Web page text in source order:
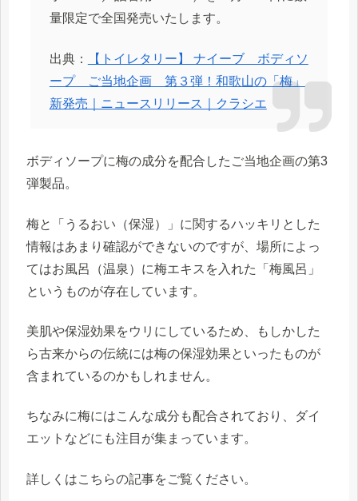
量限定で全国発売いたします。
出典：
【トイレタリー】 ナイーブ ボディソ
ープ ご当地企画 第３弾！和歌山の「梅」
新発売｜ニュースリリース｜クラシエ
ボディソープに梅の成分を配合したご当地企画の第3
弾製品。
梅と「うるおい（保湿）」に関するハッキリとした
情報はあまり確認ができないのですが、場所によっ
てはお風呂（温泉）に梅エキスを入れた「梅風呂」
というものが存在しています。
美肌や保湿効果をウリにしているため、もしかした
ら古来からの伝統には梅の保湿効果といったものが
含まれているのかもしれません。
ちなみに梅にはこんな成分も配合されており、ダイ
エットなどにも注目が集まっています。
詳しくはこちらの記事をご覧ください。